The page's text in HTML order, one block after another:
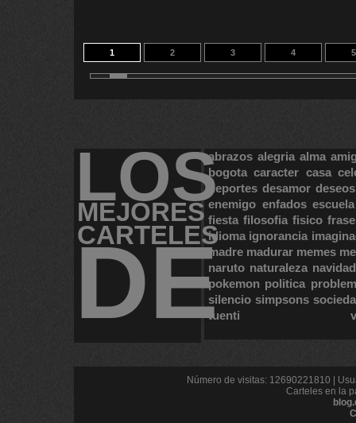
1 2 3 4 5
11 12 13 14
LOS
MEJORES
CARTELES
DE
abrazos alegria alma
bogota caracter casa
deportes desamor deseos
enemigo enfados escuela
fiesta filosofia fisico
idioma ignorancia
madre madurar memes
naruto naturaleza navidad
pokemon politica
silencio simpsons
tuenti
Número de visitas: 12690221810 |
Carteles en la